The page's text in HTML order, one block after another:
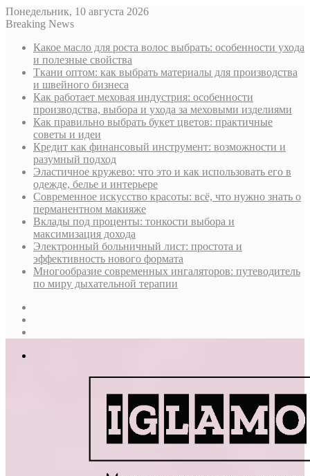
Понедельник, 10 августа 2026
Breaking News
Какое масло для роста волос выбрать: особенности ухода
и полезные свойства
Ткани оптом: как выбрать материалы для производства
и швейного бизнеса
Как работает меховая индустрия: особенности
производства, выбора и ухода за меховыми изделиями
Как правильно выбрать букет цветов: практичные
советы и идеи
Кредит как финансовый инструмент: возможности и
разумный подход
Эластичное кружево: что это и как использовать его в
одежде, белье и интерьере
Современное искусство красоты: всё, что нужно знать о
перманентном макияже
Вклады под проценты: тонкости выбора и
максимизация дохода
Электронный больничный лист: простота и
эффективность нового формата
Многообразие современных ингаляторов: путеводитель
по миру дыхательной терапии